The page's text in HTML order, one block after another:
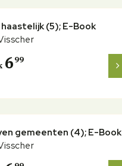
haastelijk (5); E-Book
699
gemeenten (4); E-Book